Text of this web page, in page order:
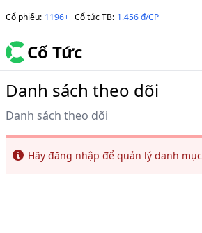
Cổ phiếu: 1196+ Cổ tức TB: 1.456 đ/CP
Cổ Tức
Danh sách theo dõi
Danh sách theo dõi
Info
Hãy đăng nhập để quản lý danh mục